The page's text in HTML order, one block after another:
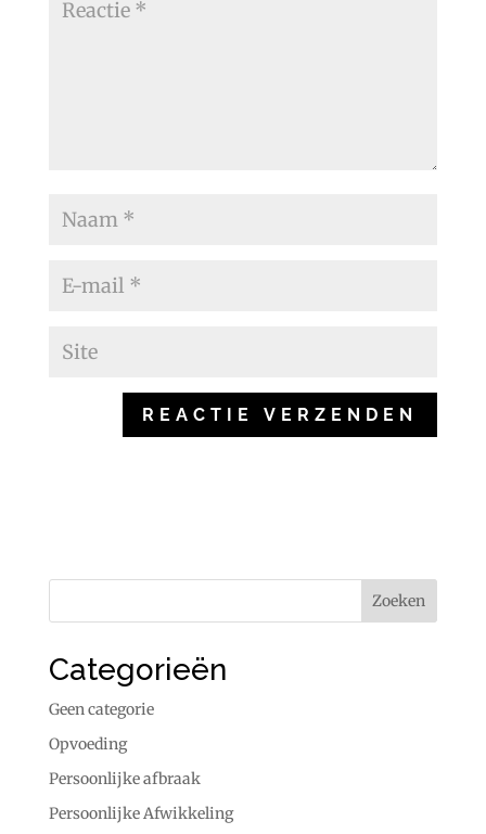
Categorieën
Geen categorie
Opvoeding
Persoonlijke afbraak
Persoonlijke Afwikkeling